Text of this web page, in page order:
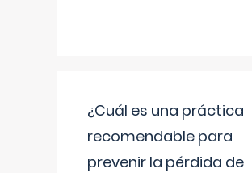
¿Cuál es una práctica
recomendable para
prevenir la pérdida de